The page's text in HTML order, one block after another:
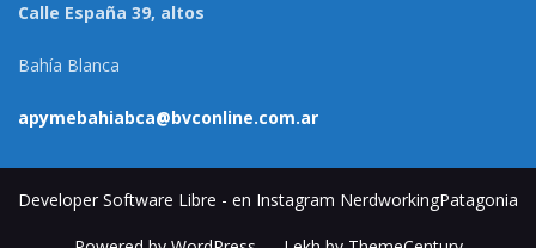
Calle España 39, altos
Bahía Blanca
apymebahiabca@bvconline.com.ar
Developer Software Libre - en Instagram NerdworkingPatagonia